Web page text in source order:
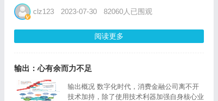
低于去年同期，一方面是由于去年上半年在疫
置，叠加专项...
clz123 2023-07-30 82060人已围观
阅读更多
输出：心有余而力不足
输出概况 数字化时代，消费金融公司离不开
技术加持，除了使用技术利器加强自身核心业